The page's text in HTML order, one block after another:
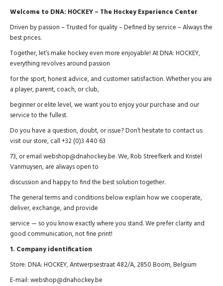
Welcome to DNA: HOCKEY – The Hockey Experience Center
Driven by passion – Trusted for quality – Defined by service – Always the
best prices.
Together, let’s make hockey even more enjoyable! At DNA: HOCKEY,
everything revolves around passion
for the sport, honest advice, and customer satisfaction. Whether you are
a player, parent, coach, or club,
beginner or elite level, we want you to enjoy your purchase and our
service to the fullest.
Do you have a question, doubt, or issue? Don’t hesitate to contact us:
visit our store, call +32 (0)3 440 63
73, or email webshop@dnahockey.be. We, Rob Streefkerk and Kristel
Vanmuysen, are always open to
discussion and happy to find the best solution together.
The general terms and conditions below explain how we cooperate,
deliver, exchange, and provide
service — so you know exactly where you stand. We prefer clarity and
good communication, not fine print!
1. Company identification
Store: DNA: HOCKEY, Antwerpsestraat 482/A, 2850 Boom, Belgium
E-mail: webshop@dnahockey.be